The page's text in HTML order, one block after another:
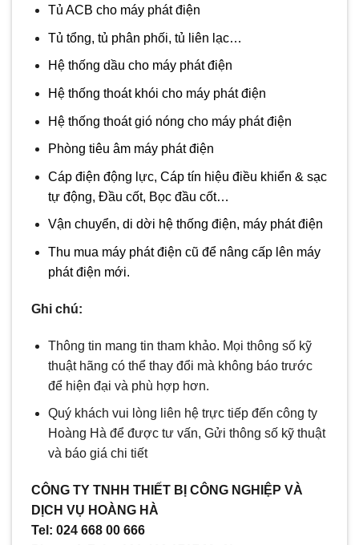
Tủ ACB cho máy phát điện
Tủ tổng, tủ phân phối, tủ liên lạc…
Hệ thống dầu cho máy phát điện
Hệ thống thoát khói cho máy phát điện
Hệ thống thoát gió nóng cho máy phát điện
Phòng tiêu âm máy phát điện
Cáp điện động lực, Cáp tín hiệu điều khiển & sạc
tự động, Đầu cốt, Bọc đầu cốt…
Vận chuyển, di dời hệ thống điện, máy phát điện
Thu mua máy phát điện cũ để nâng cấp lên máy
phát điện mới.
Ghi chú:
Thông tin mang tin tham khảo. Mọi thông số kỹ
thuật hãng có thể thay đổi mà không báo trước
để hiện đại và phù hợp hơn.
Quý khách vui lòng liên hệ trực tiếp đến công ty
Hoàng Hà để được tư vấn, Gửi thông số kỹ thuật
và báo giá chi tiết
CÔNG TY TNHH THIẾT BỊ CÔNG NGHIỆP VÀ
DỊCH VỤ HOÀNG HÀ
Tel: 024 668 00 666